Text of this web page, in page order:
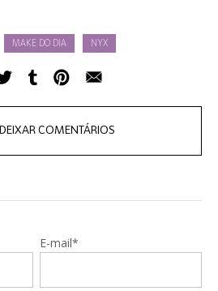
MAKE DO DIA NYX
DEIXAR COMENTÁRIOS
E-mail*